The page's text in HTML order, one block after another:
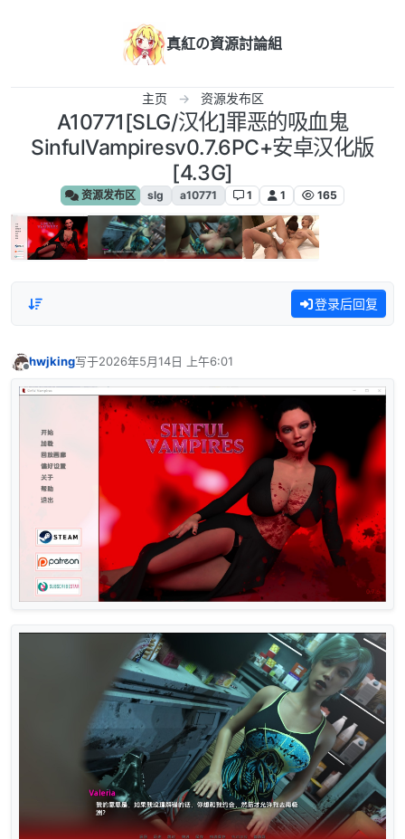
真紅の資源討論組
主页 资源发布区
A10771[SLG/汉化]罪恶的吸血鬼
SinfulVampiresv0.7.6PC+安卓汉化版
[4.3G]
资源发布区 slg a10771 1 1 165
登录后回复
hwjking写于2026年5月14日 上午6:01
最后由 编辑